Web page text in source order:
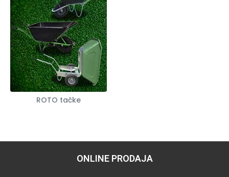
ROTO tačke
ONLINE PRODAJA